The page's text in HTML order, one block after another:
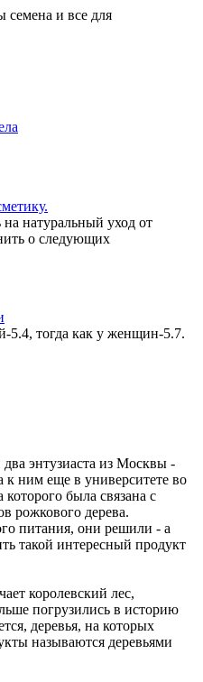
семена и все для
на натуральный уход от
о следующих
тогда как у женщин-5.7.
энтузиаста из Москвы -
ним еще в университете во
была связана с
рожкового дерева.
питания, они решили - а
такой интересный продукт
королевский лес,
погрузились в историю
деревья, на которых
называются деревьями